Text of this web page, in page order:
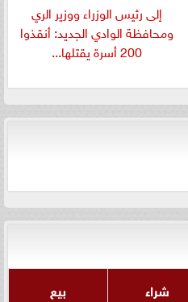
إلى رئيس الوزراء ووزير الري
ومحافظة الوادي الجديد: أنقذوا
200 أسرة يقتلها...
شراء بيع